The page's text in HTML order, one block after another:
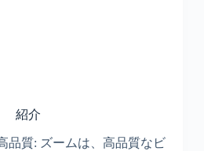
紹介
品質: ズームは、高品質なビ